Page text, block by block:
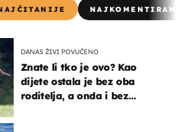
DANAS ŽIVI POVUČENO
Znate li tko je ovo? Kao
dijete ostala je bez oba
roditelja, a onda i bez